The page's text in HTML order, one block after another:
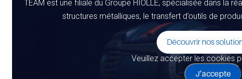
TEAM est une filiale du Groupe HIOLLE, spécialisée dans la
structures métalliques, le transfert d’outils de
Découvrir nos
Veuillez accepter les cookies
J’accepte